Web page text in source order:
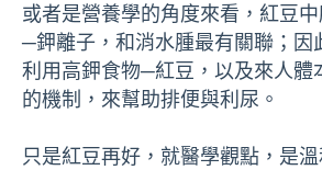
或者是營養學的角度來看，紅豆
─鉀離子，和消水腫最有關聯；因
利用高鉀食物─紅豆，以及來人體
的機制，來幫助排便與利尿。
只是紅豆再好，就醫學觀點，是